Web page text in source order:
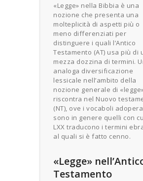
«Legge» nella Bibbia è una
nozione che presenta una
molteplicità di aspetti più o
meno differenziati per
distinguere i quali l’Antico
Testamento (AT) usa più di
mezza dozzina di termini.
analoga diversificazione
lessicale nell’ambito della
nozione generale di
riscontra nel Nuovo
(NT), ove i vocaboli
sono in genere quelli con
LXX traducono i termini
al quali si è fatto cenno.
«Legge»
Testamento